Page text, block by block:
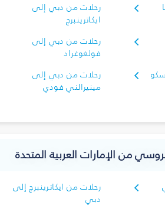
رحلات من دبي إلى
ايكاترينبرج
رحلات من دبي إلى
فولغوغراد
رحلات من دبي إلى
مينيرالني فودي
من الإمارات العربية المتحدة
رحلات من ايكاترينبرج إلى
دبي